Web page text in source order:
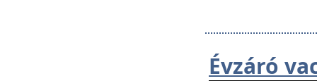
Évzáró